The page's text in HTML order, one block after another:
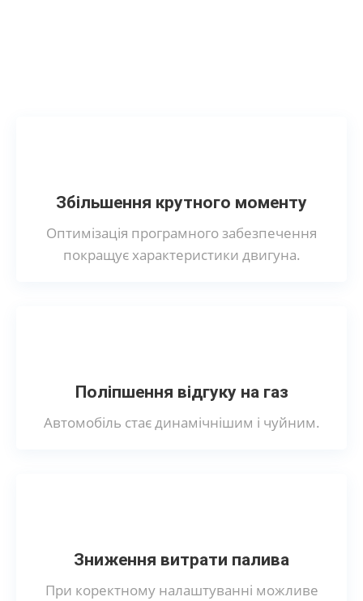
Збільшення крутного моменту
Оптимізація програмного забезпечення
покращує характеристики двигуна.
Поліпшення відгуку на газ
Автомобіль стає динамічнішим і чуйним.
Зниження витрати палива
При коректному налаштуванні можливе